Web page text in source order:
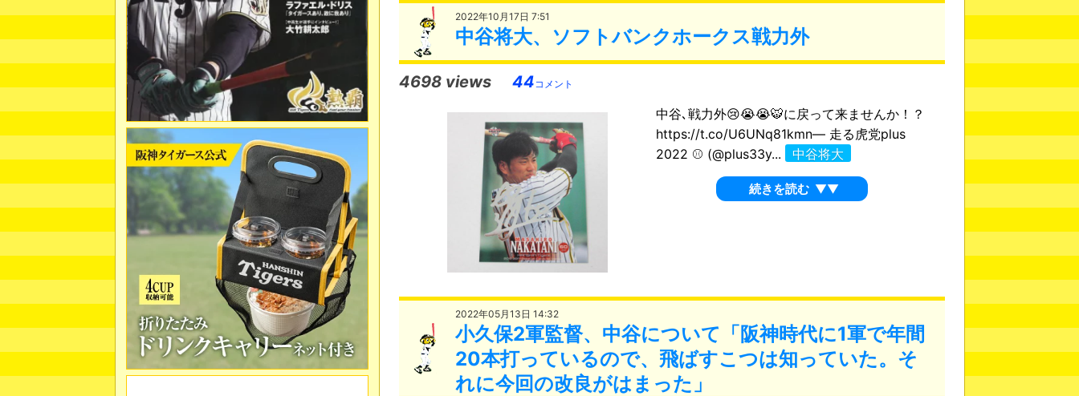
2022年10月17日 7:51
中谷将大、ソフトバンクホークス戦力外
4698 views 44 コメント
中谷､戦力外😢😭😭🐯に戻って来ませんか！？
https://t.co/U6UNq81kmn— 走る虎党plus
2022 ⚾ (@plus33y...
中谷将大
続きを読む ▼▼
2022年05月13日 14:32
小久保2軍監督、中谷について「阪神時代に1軍で年間
20本打っているので、飛ばすこつは知っていた。そ
れに今回の改良がはまった」